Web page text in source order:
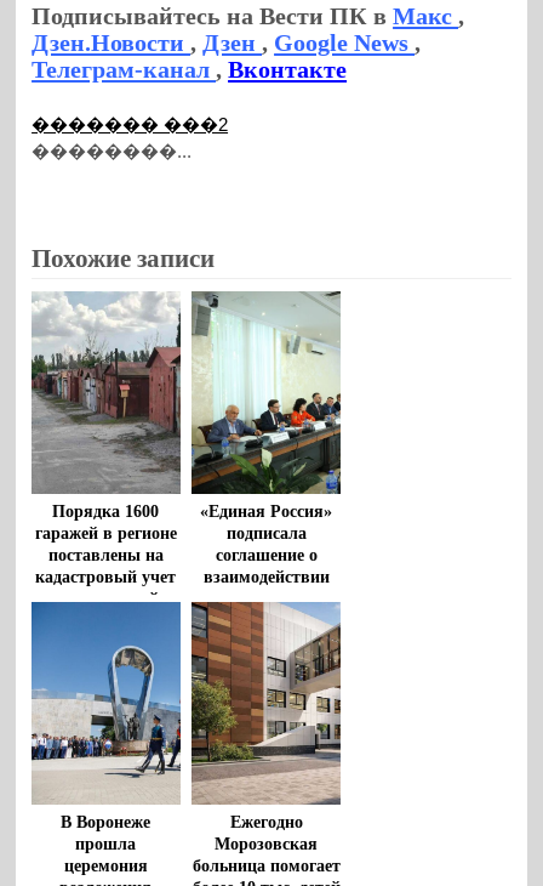
Подписывайтесь на Вести ПК вМакс,
Дзен.Новости, Дзен, Google News,
Телеграм-канал,Вконтакте
������� ���2
��������...
Похожие записи
Порядка 1600
гаражей в регионе
поставлены на
кадастровый учет
по «гаражной
время реализации
закона
«Единая Россия»
подписала
соглашение о
взаимодействии
между
Общественной
палатой РФ и
политическими
партиями
В Воронеже
прошла
церемония
Ежегодно
Морозовская
больница помогает